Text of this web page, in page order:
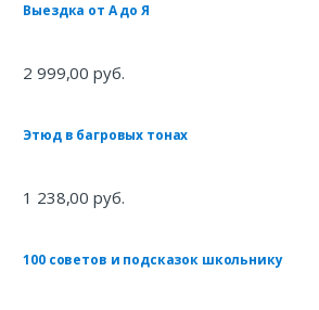
Выездка от А до Я
2 999,00 руб.
Этюд в багровых тонах
1 238,00 руб.
100 советов и подсказок школьнику